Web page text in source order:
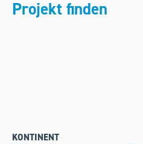
Projekt finden
KONTINENT